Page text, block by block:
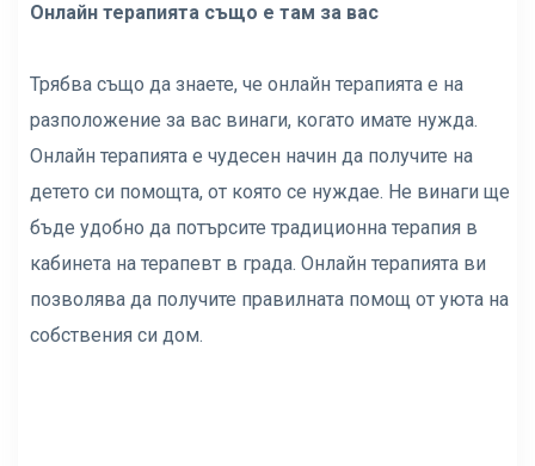
Онлайн терапията също е там за вас
Трябва също да знаете, че онлайн терапията е на
разположение за вас винаги, когато имате нужда.
Онлайн терапията е чудесен начин да получите на
детето си помощта, от която се нуждае. Не винаги ще
бъде удобно да потърсите традиционна терапия в
кабинета на терапевт в града. Онлайн терапията ви
позволява да получите правилната помощ от уюта на
собствения си дом.